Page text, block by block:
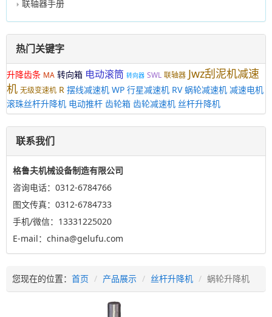
联轴器手册
热门关键字
升降齿条 MA 转向箱 电动滚筒 转向器 SWL 联轴器 Jwz刮泥机减速
机 无级变速机 R 摆线减速机 WP 行星减速机 RV 蜗轮减速机 减速电机
滚珠丝杆升降机 电动推杆 齿轮箱 齿轮减速机 丝杆升降机
联系我们
格鲁夫机械设备制造有限公司
咨询电话：0312-6784766
图文传真：0312-6784733
手机/微信：13331225020
E-mail：china@gelufu.com
您现在的位置： 首页 产品展示 丝杆升降机 蜗轮升降机